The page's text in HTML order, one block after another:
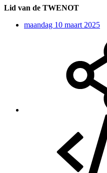
Lid van de TWENOT
maandag 10 maart 2025